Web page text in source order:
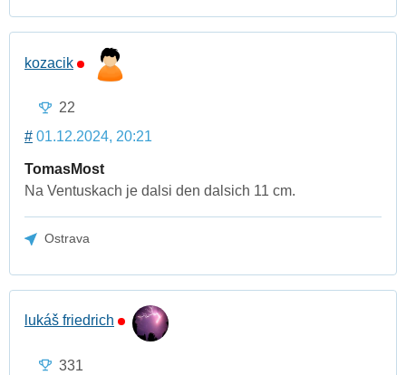
kozacik
22
# 01.12.2024, 20:21
TomasMost
Na Ventuskach je dalsi den dalsich 11 cm.
Ostrava
lukáš friedrich
331